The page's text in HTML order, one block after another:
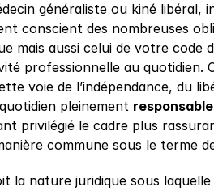
généraliste ou kiné
conscient des nombreuses
mais aussi celui de votre code
professionnelle au quotidien.
voie de l’indépendance, du
pleinement
privilégié le cadre plus
commune sous le terme
la nature juridique sous